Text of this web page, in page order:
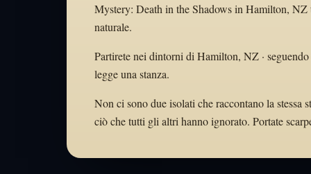
Mystery: Death in the Shadows in Hamilton, NZ
naturale.
Partirete nei dintorni di Hamilton, NZ ·
legge una stanza.
Non ci sono due isolati che raccontano la stessa
ciò che tutti gli altri hanno ignorato. Portate